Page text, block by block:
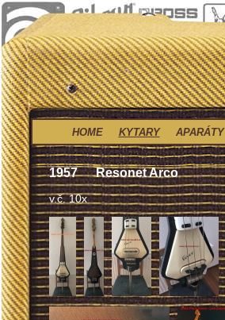
HOME KYTARY APARÁTY
1957 Resonet Arco
v.č. 10x